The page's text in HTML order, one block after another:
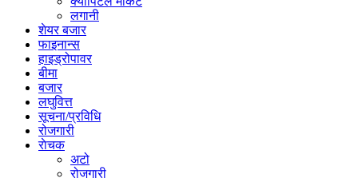
लगानी
शेयर बजार
फाइनान्स
हाइड्रोपावर
बीमा
बजार
लघुवित्त
सूचना/प्रविधि
रोजगारी
राेचक
अटो
रोजगारी